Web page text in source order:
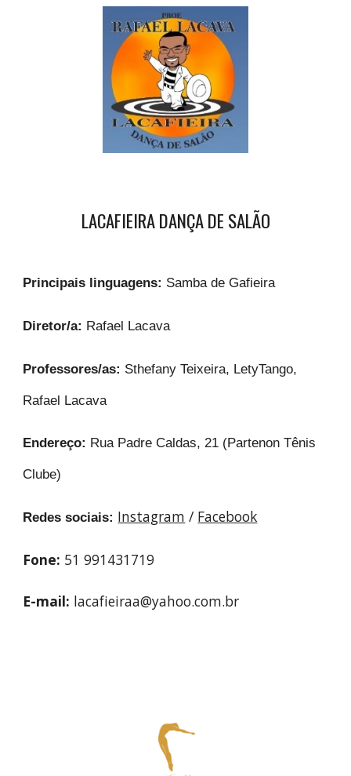
LACAFIEIRA DANÇA DE SALÃO
Principais linguagens: Samba de Gafieira
Diretor/a: Rafael Lacava
Professores/as: Sthefany Teixeira, LetyTango,
Rafael Lacava
Endereço: Rua Padre Caldas, 21 (Partenon Tênis
Clube)
Redes sociais: Instagram / Facebook
Fone: 51 991431719
E-mail: lacafieiraa@yahoo.com.br